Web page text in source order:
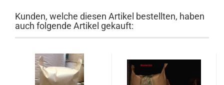
Kunden, welche diesen Artikel bestellten, haben
auch folgende Artikel gekauft: